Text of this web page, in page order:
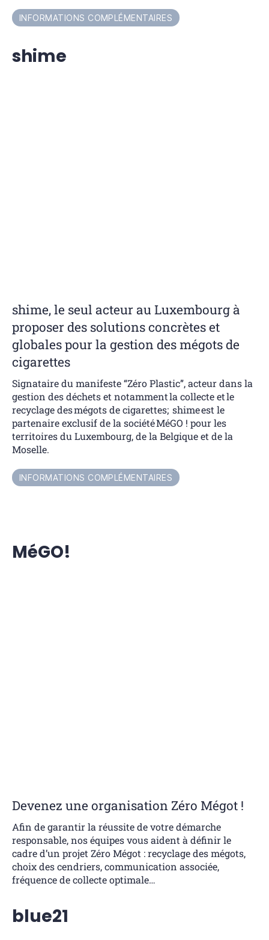
INFORMATIONS COMPLÉMENTAIRES
shime
shime, le seul acteur au Luxembourg à
proposer des solutions concrètes et
globales pour la gestion des mégots de
cigarettes
Signataire du manifeste “Zéro Plastic”, acteur dans la
gestion des déchets et notamment la collecte et le
recyclage des mégots de cigarettes; shime est le
partenaire exclusif de la société MéGO ! pour les
territoires du Luxembourg, de la Belgique et de la
Moselle.
INFORMATIONS COMPLÉMENTAIRES
MéGO!
Devenez une organisation Zéro Mégot !
Afin de garantir la réussite de votre démarche
responsable, nos équipes vous aident à définir le
cadre d’un projet Zéro Mégot : recyclage des mégots,
choix des cendriers, communication associée,
fréquence de collecte optimale…
blue21